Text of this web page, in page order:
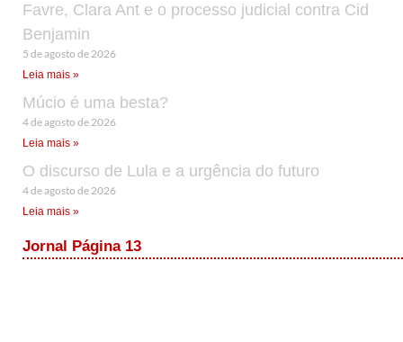
Favre, Clara Ant e o processo judicial contra Cid
Benjamin
5 de agosto de 2026
Leia mais »
Múcio é uma besta?
4 de agosto de 2026
Leia mais »
O discurso de Lula e a urgência do futuro
4 de agosto de 2026
Leia mais »
Jornal Página 13